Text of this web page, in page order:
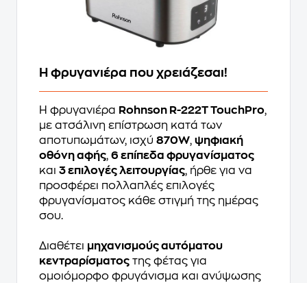
Η φρυγανιέρα που χρειάζεσαι!
H φρυγανιέρα Rohnson R-222T TouchPro,
με ατσάλινη επίστρωση κατά των
αποτυπωμάτων, ισχύ 870W, ψηφιακή
οθόνη αφής, 6 επίπεδα φρυγανίσματος
και 3 επιλογές λειτουργίας, ήρθε για να
προσφέρει πολλαπλές επιλογές
φρυγανίσματος κάθε στιγμή της ημέρας
σου.
Διαθέτει μηχανισμούς αυτόματου
κεντραρίσματος της φέτας για
ομοιόμορφο φρυγάνισμα και ανύψωσης